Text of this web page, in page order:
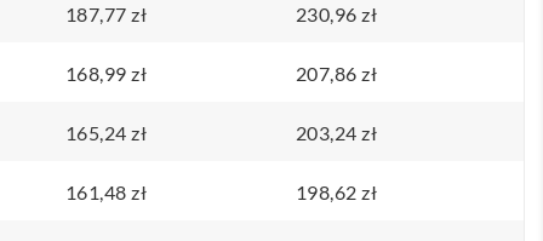
187,77zł 230,96zł
168,99zł 207,86zł
165,24zł 203,24zł
161,48zł 198,62zł